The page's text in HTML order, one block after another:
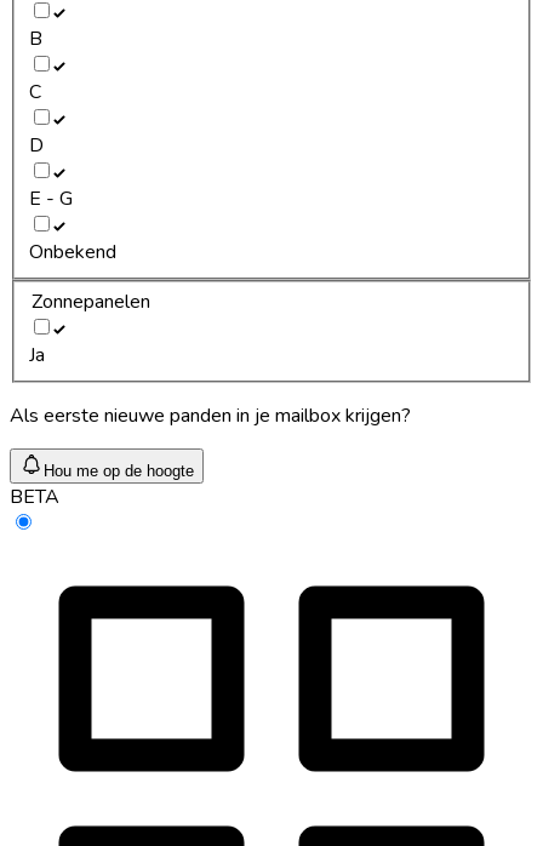
B
C
D
E - G
Onbekend
Zonnepanelen
Ja
Als eerste nieuwe panden in je mailbox krijgen?
Hou me op de hoogte
BETA